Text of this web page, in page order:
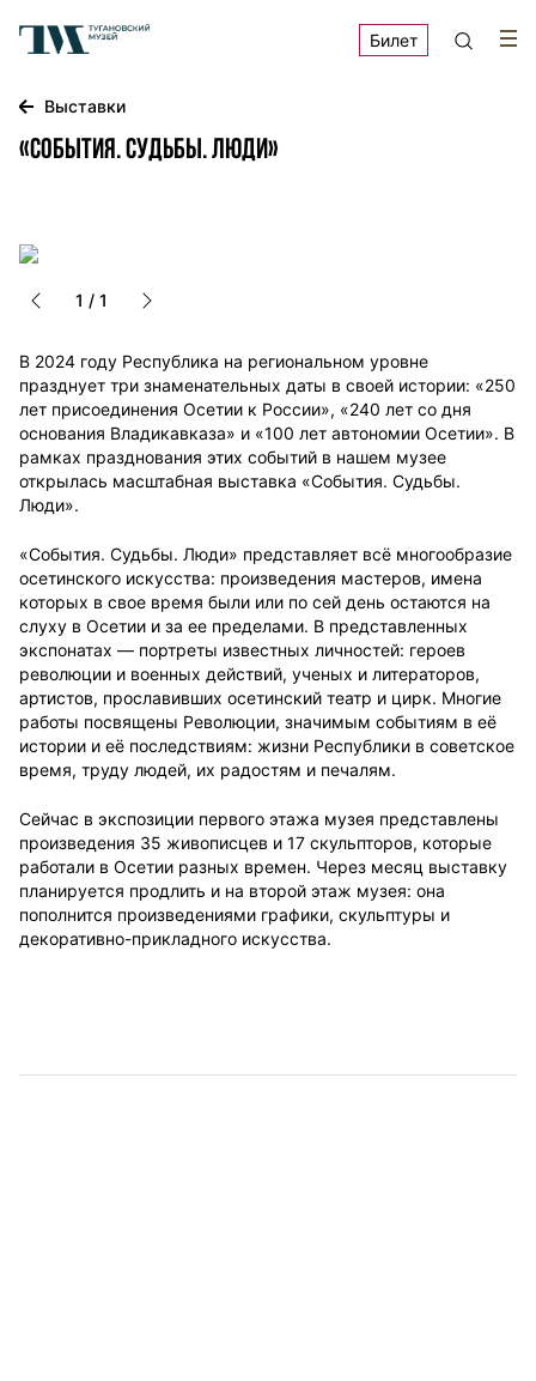
Билет
Выставки
«События. Судьбы. Люди»
1 / 1
В 2024 году Республика на региональном уровне
празднует три знаменательных даты в своей истории: «250
лет присоединения Осетии к России», «240 лет со дня
основания Владикавказа» и «100 лет автономии Осетии». В
рамках празднования этих событий в нашем музее
открылась масштабная выставка «События. Судьбы.
Люди».
«События. Судьбы. Люди» представляет всё многообразие
осетинского искусства: произведения мастеров, имена
которых в свое время были или по сей день остаются на
слуху в Осетии и за ее пределами. В представленных
экспонатах — портреты известных личностей: героев
революции и военных действий, ученых и литераторов,
артистов, прославивших осетинский театр и цирк. Многие
работы посвящены Революции, значимым событиям в её
истории и её последствиям: жизни Республики в советское
время, труду людей, их радостям и печалям.
Сейчас в экспозиции первого этажа музея представлены
произведения 35 живописцев и 17 скульпторов, которые
работали в Осетии разных времен. Через месяц выставку
планируется продлить и на второй этаж музея: она
пополнится произведениями графики, скульптуры и
декоративно-прикладного искусства.